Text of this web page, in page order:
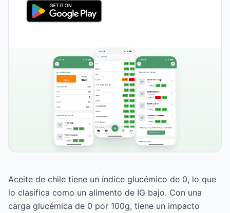
Aceite de chile tiene un índice glucémico de 0, lo que
lo clasifica como un alimento de IG bajo. Con una
carga glucémica de 0 por 100g, tiene un impacto